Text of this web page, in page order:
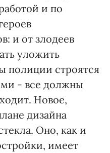
и по
и от злодеев
уложить
полиции строятся
- все должны
Новое,
дизайна
Оно, как и
имеет